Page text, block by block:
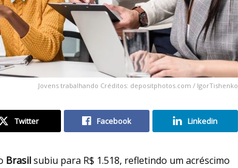
Jovens trabalhando Créditos: depositphotos.com / IgorTishenko
Twitter Facebook Linkedin
Brasilsubiu para R$ 1.518, refletindo um acréscimo